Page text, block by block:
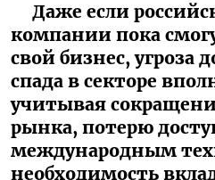
Даже если
компании пока
свой бизнес, угроза
спада в секторе
учитывая
рынка, потерю
международным
необходимость